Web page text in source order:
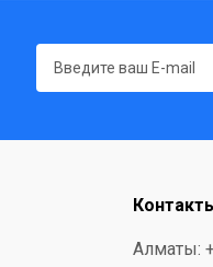
Алматы: